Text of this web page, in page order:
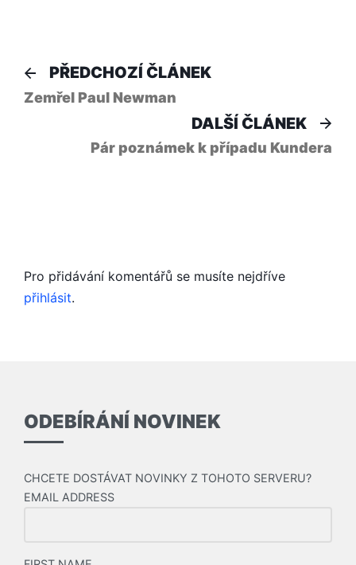
Navigace
pro
PŘEDCHOZÍ ČLÁNEKPředchozí
Zemřel Paul Newman
DALŠÍ ČLÁNEK
Pár poznámek k případu Kundera
Pro přidávání komentářů se musíte nejdříve
přihlásit.
ODEBÍRÁNÍ NOVINEK
CHCETE DOSTÁVAT NOVINKY Z TOHOTO SERVERU?
EMAIL ADDRESS